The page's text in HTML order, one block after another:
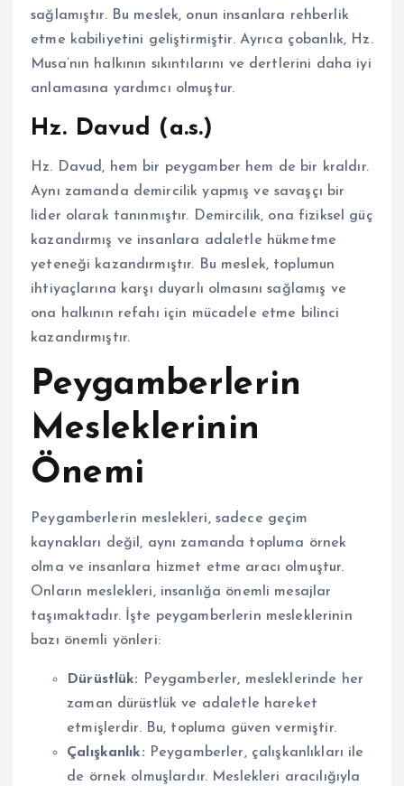
sağlamıştır. Bu meslek, onun insanlara rehberlik
etme kabiliyetini geliştirmiştir. Ayrıca çobanlık, Hz.
Musa’nın halkının sıkıntılarını ve dertlerini daha iyi
anlamasına yardımcı olmuştur.
Hz. Davud (a.s.)
Hz. Davud, hem bir peygamber hem de bir kraldır.
Aynı zamanda demircilik yapmış ve savaşçı bir
lider olarak tanınmıştır. Demircilik, ona fiziksel güç
kazandırmış ve insanlara adaletle hükmetme
yeteneği kazandırmıştır. Bu meslek, toplumun
ihtiyaçlarına karşı duyarlı olmasını sağlamış ve
ona halkının refahı için mücadele etme bilinci
kazandırmıştır.
Peygamberlerin
Mesleklerinin
Önemi
Peygamberlerin meslekleri, sadece geçim
kaynakları değil, aynı zamanda topluma örnek
olma ve insanlara hizmet etme aracı olmuştur.
Onların meslekleri, insanlığa önemli mesajlar
taşımaktadır. İşte peygamberlerin mesleklerinin
bazı önemli yönleri:
Dürüstlük: Peygamberler, mesleklerinde her
zaman dürüstlük ve adaletle hareket
etmişlerdir. Bu, topluma güven vermiştir.
Çalışkanlık: Peygamberler, çalışkanlıkları ile
de örnek olmuşlardır. Meslekleri aracılığıyla